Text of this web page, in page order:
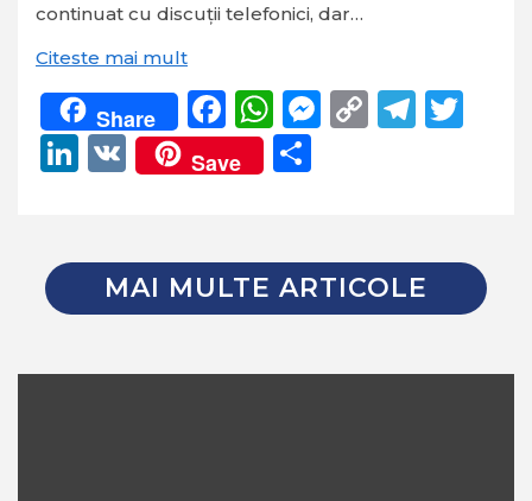
continuat cu discuții telefonici, dar…
Citeste mai mult
Share Facebook
WhatsApp
Messenger
Copy
LinkedIn
VK Save
MAI MULTE ARTICOLE